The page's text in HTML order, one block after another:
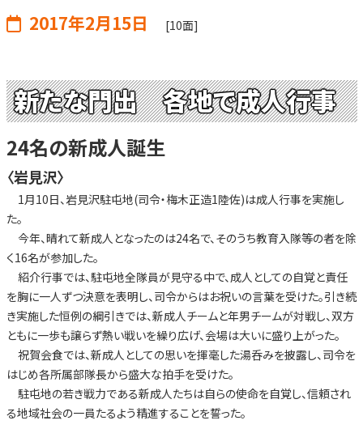
2017年2月15日 [10面]
新たな門出 各地で成人行事
24名の新成人誕生
〈岩見沢〉
1月10日、岩見沢駐屯地(司令・梅木正造1陸佐)は成人行事を実施し
た。
今年、晴れて新成人となったのは24名で、そのうち教育入隊等の者を除
く16名が参加した。
紹介行事では、駐屯地全隊員が見守る中で、成人としての自覚と責任
を胸に一人ずつ決意を表明し、司令からはお祝いの言葉を受けた。引き続
き実施した恒例の綱引きでは、新成人チームと年男チームが対戦し、双方
ともに一歩も譲らず熱い戦いを繰り広げ、会場は大いに盛り上がった。
祝賀会食では、新成人としての思いを揮毫した湯呑みを披露し、司令を
はじめ各所属部隊長から盛大な拍手を受けた。
駐屯地の若き戦力である新成人たちは自らの使命を自覚し、信頼され
る地域社会の一員たるよう精進することを誓った。